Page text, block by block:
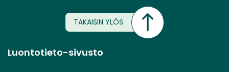
TAKAISIN YLÖS
Luontotieto-sivusto